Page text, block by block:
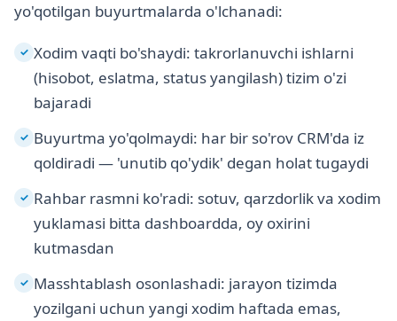
yo'qotilgan buyurtmalarda o'lchanadi:
✓ Xodim vaqti bo'shaydi: takrorlanuvchi ishlarni
(hisobot, eslatma, status yangilash) tizim o'zi
bajaradi
✓ Buyurtma yo'qolmaydi: har bir so'rov CRM'da iz
qoldiradi — 'unutib qo'ydik' degan holat tugaydi
✓ Rahbar rasmni ko'radi: sotuv, qarzdorlik va xodim
yuklamasi bitta dashboardda, oy oxirini
kutmasdan
✓ Masshtablash osonlashadi: jarayon tizimda
yozilgani uchun yangi xodim haftada emas,